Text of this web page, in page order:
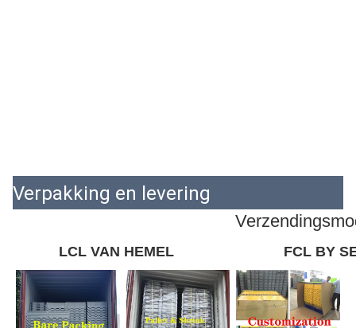
Verpakking en levering
LCL VAN HEMEL FCL BY